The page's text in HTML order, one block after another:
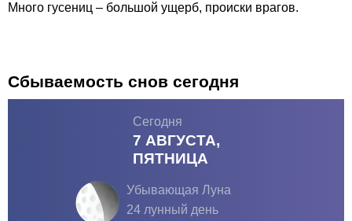
Много гусениц – большой ущерб, происки врагов.
Сбываемость снов сегодня
Сегодня
7 АВГУСТА,
ПЯТНИЦА
Убывающая Луна
24 лунный день